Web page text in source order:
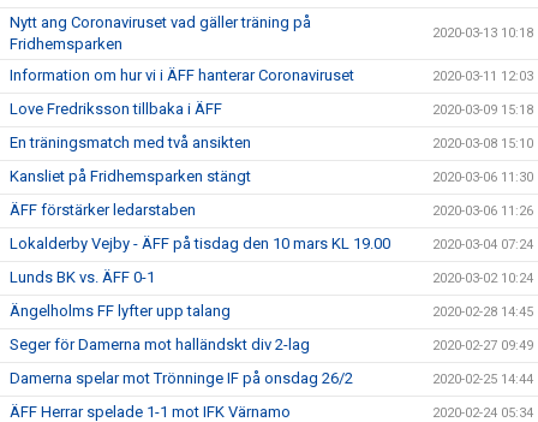
Nytt ang Coronaviruset vad gäller träning på
Fridhemsparken
2020-03-13 10:18
Information om hur vi i ÄFF hanterar Coronaviruset 2020-03-11 12:03
Love Fredriksson tillbaka i ÄFF 2020-03-09 15:18
En träningsmatch med två ansikten 2020-03-08 15:10
Kansliet på Fridhemsparken stängt 2020-03-06 11:30
ÄFF förstärker ledarstaben 2020-03-06 11:26
Lokalderby Vejby - ÄFF på tisdag den 10 mars KL 19.00 2020-03-04 07:24
Lunds BK vs. ÄFF 0-1 2020-03-02 10:24
Ängelholms FF lyfter upp talang 2020-02-28 14:45
Seger för Damerna mot halländskt div 2-lag 2020-02-27 09:49
Damerna spelar mot Trönninge IF på onsdag 26/2 2020-02-25 14:44
ÄFF Herrar spelade 1-1 mot IFK Värnamo 2020-02-24 05:34